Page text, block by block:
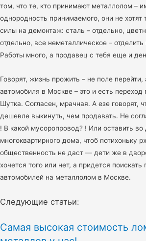
том, что те, кто принимают металлолом –
однородность принимаемого, они не хотят
силы на демонтаж: сталь – отдельно,
отдельно, все неметаллическое –
Работы много, а продавец с тебя еще и
Говорят, жизнь прожить – не поле
автомобиля в Москве – это и есть переход
Шутка. Согласен, мрачная. А езе говорят,
дешевле выкинуть, чем продавать. Не
! В какой мусоропровод? ! Или оставить во
многоквартирного дома, чтоб потихоньку
общественность не даст — дети же в
хочется того или нет, а придется поискать
автомобилей на металлолом в Москве.
Следующие статьи:
Самая высокая стоимость